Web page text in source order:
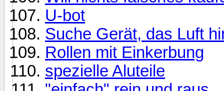
U-bot
Suche Gerät, das Luft
Rollen mit Einkerbung
spezielle Aluteile